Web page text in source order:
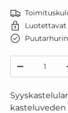
VÄHENNÄ
kasteluveden